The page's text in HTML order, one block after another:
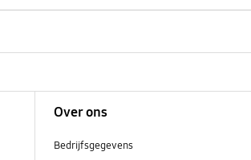
Over ons
Bedrijfsgegevens